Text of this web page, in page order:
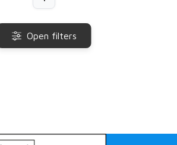
Open filters